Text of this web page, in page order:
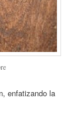
enfatizando la